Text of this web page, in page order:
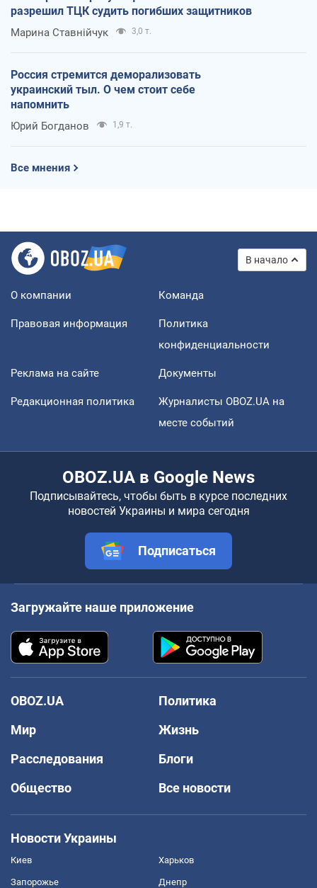
разрешил ТЦК судить погибших защитников
Марина Ставнійчук 3,0 т.
Россия стремится деморализовать
украинский тыл. О чем стоит себе
напомнить
Юрий Богданов 1,9 т.
Все мнения
В начало
О компании Команда
Правовая информация
Политика
конфиденциальности
Реклама на сайте Документы
Редакционная политика
Журналисты OBOZ.UA на
месте событий
OBOZ.UA в Google News
Подписывайтесь, чтобы быть в курсе последних
новостей Украины и мира сегодня
Подписаться
Загружайте наше приложение
OBOZ.UA
Политика
Мир
Жизнь
Расследования
Блоги
Общество
Все новости
Новости Украины
Киев Харьков
Запорожье Днепр